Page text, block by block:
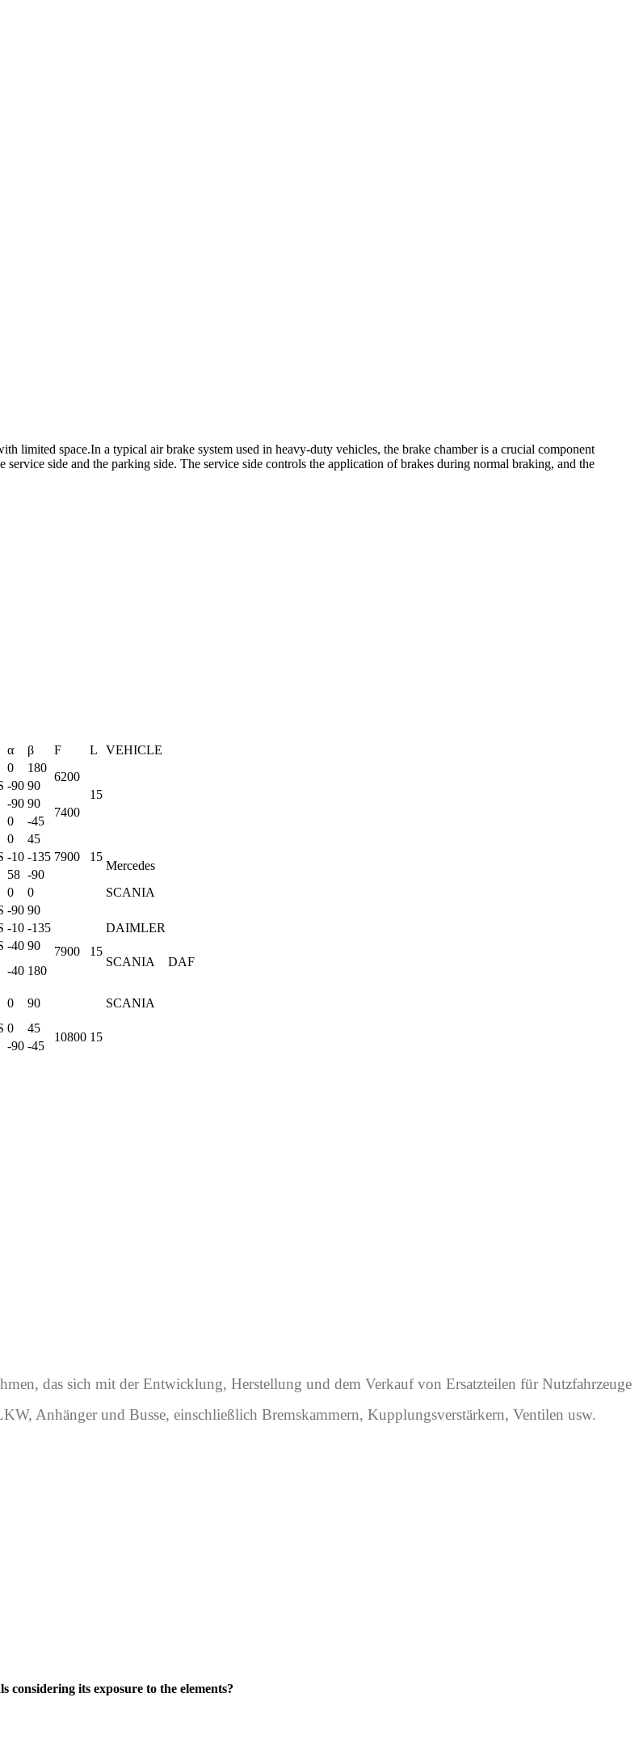
limited space.In a typical air brake system used in heavy-duty vehicles, the brake chamber is a crucial component
side and the parking side. The service side controls the application of brakes during normal braking, and the
α β F L VEHICLE
0 180
6200
15
-90 90
-90 90
7400
0 -45
0
45
7900
15
-10 -135
Mercedes
58 -90
0 0
7900 15
SCANIA
-90 90
-10 -135
DAIMLER
-40 90
SCANIA DAF
-40 180
0 90 SCANIA
0 45
10800 15
-90 -45
das sich mit der Entwicklung, Herstellung und dem Verkauf von Ersatzteilen für Nutzfahrzeuge
Anhänger und Busse, einschließlich Bremskammern, Kupplungsverstärkern, Ventilen usw.
its exposure to the elements?